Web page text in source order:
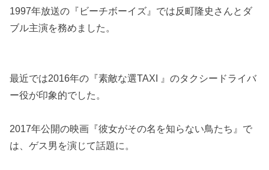
1997年放送の『ビーチボーイズ』では反町隆史さんとダ
ブル主演を務めました。
最近では2016年の『素敵な選TAXI 』のタクシードライバ
ー役が印象的でした。
2017年公開の映画『彼女がその名を知らない鳥たち』で
は、ゲス男を演じて話題に。